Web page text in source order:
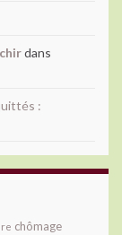
dans
:
chômage